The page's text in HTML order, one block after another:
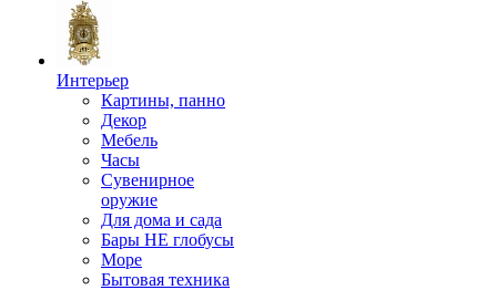
Интерьер
Картины, панно
Декор
Мебель
Часы
Сувенирное
оружие
Для дома и сада
Бары НЕ глобусы
Море
Бытовая техника